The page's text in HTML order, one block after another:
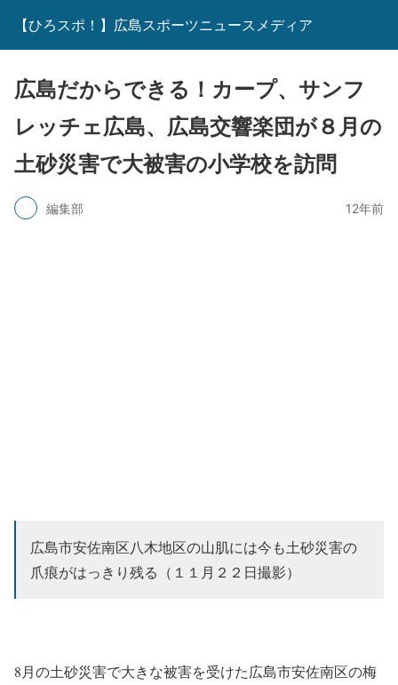
【ひろスポ！】広島スポーツニュースメディア
広島だからできる！カープ、サンフ
レッチェ広島、広島交響楽団が８月の
土砂災害で大被害の小学校を訪問
編集部 12年前
広島市安佐南区八木地区の山肌には今も土砂災害の
爪痕がはっきり残る（１１月２２日撮影）
8月の土砂災害で大きな被害を受けた広島市安佐南区の梅